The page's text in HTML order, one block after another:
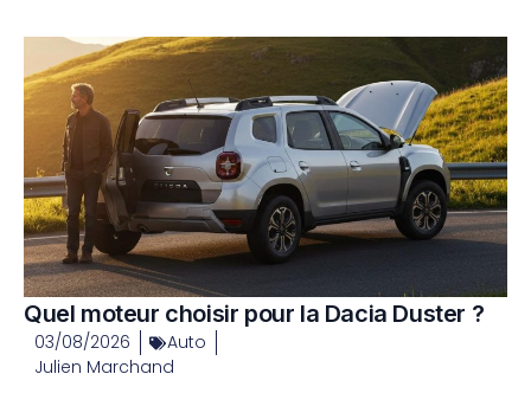
Quel moteur choisir pour la Dacia Duster ?
03/08/2026
Auto
Julien Marchand